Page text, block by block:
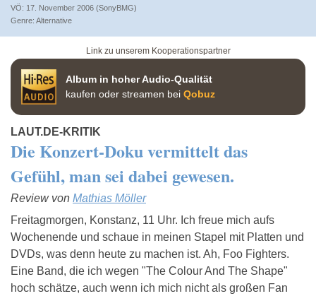
VÖ: 17. November 2006 (SonyBMG)
Alternative
Link zu unserem Kooperationspartner
Album in hoher Audio-Qualität
kaufen oder streamen bei Qobuz
LAUT.DE-KRITIK
Die Konzert-Doku vermittelt das
Gefühl, man sei dabei gewesen.
Review von Mathias Möller
Freitagmorgen, Konstanz, 11 Uhr. Ich freue mich aufs
Wochenende und schaue in meinen Stapel mit Platten und
DVDs, was denn heute zu machen ist. Ah, Foo Fighters.
Eine Band, die ich wegen "The Colour And The Shape"
hoch schätze, auch wenn ich mich nicht als großen Fan